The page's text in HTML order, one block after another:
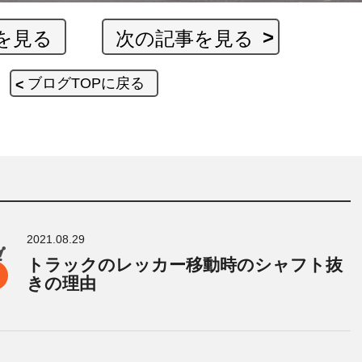
見る 次の記事を見る
ブログTOPに戻る
2021.08.29
トラックのレッカー移動時のシャフト抜
きの理由